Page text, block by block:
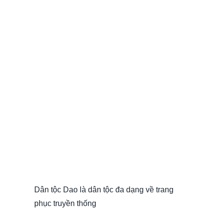
Dân tộc Dao là dân tộc đa dạng về trang
phục truyền thống